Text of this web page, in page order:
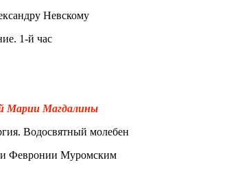
Невскому
1-й час
Марии Магдалины
Водосвятный молебен
и Февронии Муромским